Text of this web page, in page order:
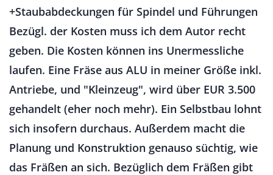
+Staubabdeckungen für Spindel und Führungen
Bezügl. der Kosten muss ich dem Autor recht
geben. Die Kosten können ins Unermessliche
laufen. Eine Fräse aus ALU in meiner Größe inkl.
Antriebe, und "Kleinzeug", wird über EUR 3.500
gehandelt (eher noch mehr). Ein Selbstbau lohnt
sich insofern durchaus. Außerdem macht die
Planung und Konstruktion genauso süchtig, wie
das Fräßen an sich. Bezüglich dem Fräßen gibt